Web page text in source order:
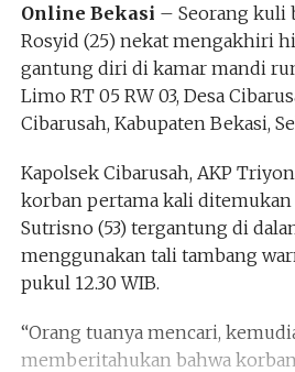
Online Bekasi – Seorang kuli
Rosyid (25) nekat mengakhiri
gantung diri di kamar mandi
Limo RT 05 RW 03, Desa
Cibarusah, Kabupaten Bekasi,
Kapolsek Cibarusah, AKP
korban pertama kali ditemukan
Sutrisno (53) tergantung di
menggunakan tali tambang
pukul 12.30 WIB.
“Orang tuanya mencari,
memberitahukan bahwa